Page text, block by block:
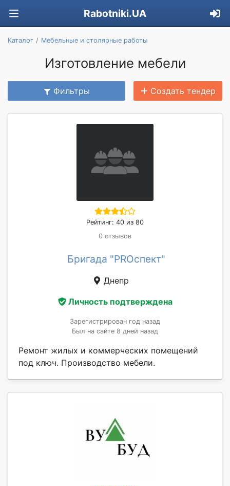
Rabotniki.UA
Каталог Мебельные и столярные работы
Изготовление мебели
Фильтры Создать тендер
Рейтинг: 40 из 80
0 отзывов
Бригада "PROспект"
Днепр
Личность подтверждена
Зарегистрирован год назад
Был на сайте 8 дней назад
Ремонт жилых и коммерческих помещений
под ключ. Производство мебели.